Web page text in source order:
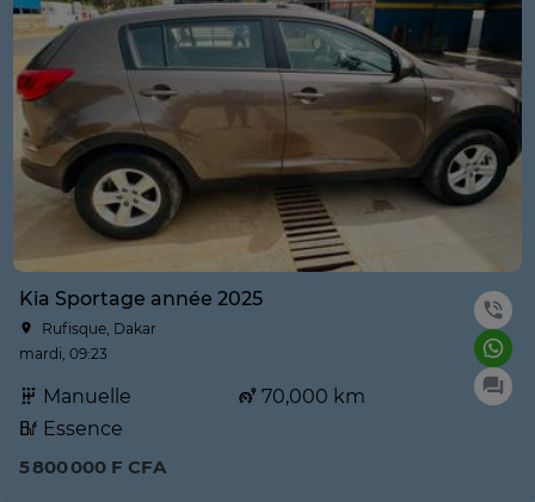
Kia Sportage année 2025
Rufisque, Dakar
mardi, 09:23
Manuelle
70,000 km
Essence
5 800 000 F CFA